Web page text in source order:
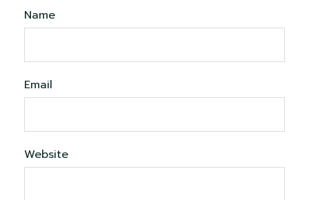
Name
Email
Website